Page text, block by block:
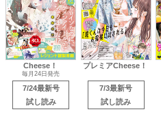
Cheese！
毎月24日発売
7/24最新号
試し読み
プレミアCheese！
7/3最新号
試し読み